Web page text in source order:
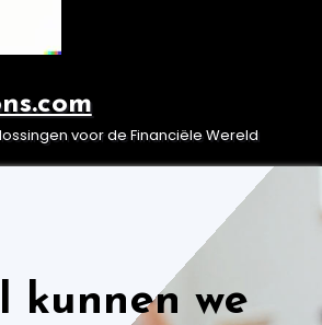
voor de Financiële Wereld
kunnen we